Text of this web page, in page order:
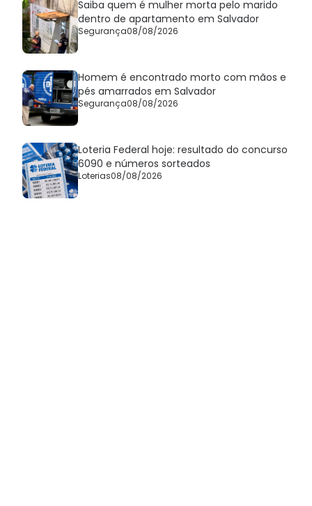
Saiba quem é mulher morta pelo marido
dentro de apartamento em Salvador
Segurança08/08/2026
Homem é encontrado morto com mãos e
pés amarrados em Salvador
Segurança08/08/2026
Loteria Federal hoje: resultado do concurso
6090 e números sorteados
Loterias08/08/2026